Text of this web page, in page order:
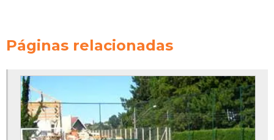
Estrutura para tabela de basquete
Fábrica de redes para quadras esportivas
Fábrica de tabela de basquete oficial
Páginas relacionadas